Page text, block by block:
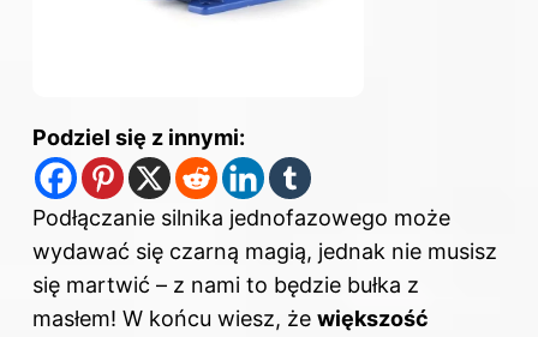
Podziel się z innymi:
Podłączanie silnika jednofazowego może
wydawać się czarną magią, jednak nie musisz
się martwić – z nami to będzie bułka z
masłem! W końcu wiesz, że większość